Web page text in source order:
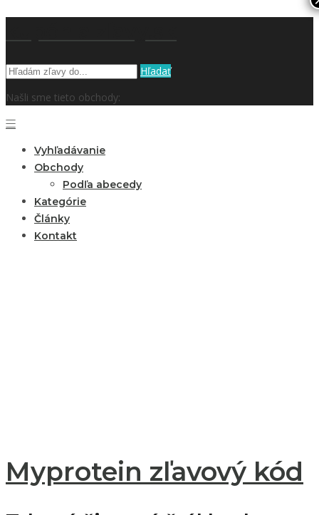
Hľadať
Našli sme tieto obchody:
Vyhľadávanie
Obchody
Podľa abecedy
Kategórie
Články
Kontakt
Myprotein zľavový kód